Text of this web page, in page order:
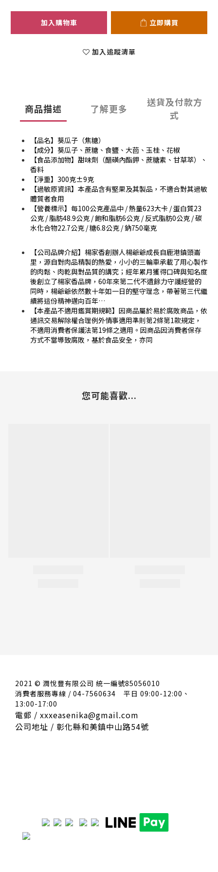
加入購物車 立即購買
加入追蹤清單
商品描述 了解更多
送貨及付款方
式
【品名】葵瓜子（焦糖）
【成分】葵瓜子、蔗糖、食鹽、大茴、玉桂、花椒
【食品添加物】甜味劑（醋磺內酯鉀、蔗糖素、甘草萃）、
香料
【淨重】300克±9克
【過敏原資訊】本產品含有堅果及其製品，不適合對其過敏
體質者食用
【營養標示】每100公克產品中 / 熱量623大卡 / 蛋白質23
公克 / 脂肪48.9公克 / 飽和脂肪6公克 / 反式脂肪0公克 / 碳
水化合物22.7公克 / 糖6.8公克 / 鈉750毫克
【公司品牌介紹】楊家香創辦人楊爺爺成長自鹿港鎮頭崙
里，源自對肉品精製的熱愛，小小的三輪車承載了用心製作
的肉鬆、肉乾與對品質的講究；經年累月獲得口碑與知名度
後創立了楊家香品牌，60年來第二代不遺餘力守護經營的
同時，楊爺爺依然數十年如一日的堅守理念，帶著第三代繼
續將這份精神邁向百年…
【本產品不適用鑑賞期規範】因商品屬於易於腐敗商品，依
通訊交易解除權合理例外情事適用準則第2條第1款規定，
不適用消費者保護法第19條之適用。因商品因消費者保存
方式不當導致腐敗，基於食品安全，亦同
您可能喜歡...
2021 © 潤悅豐有限公司 統一編號85056010
消費者服務專線 / 04-7560634 平日 09:00-12:00、
13:00-17:00
電郵 / xxxeasenika@gmail.com
公司地址 / 彰化縣和美鎮中山路54號